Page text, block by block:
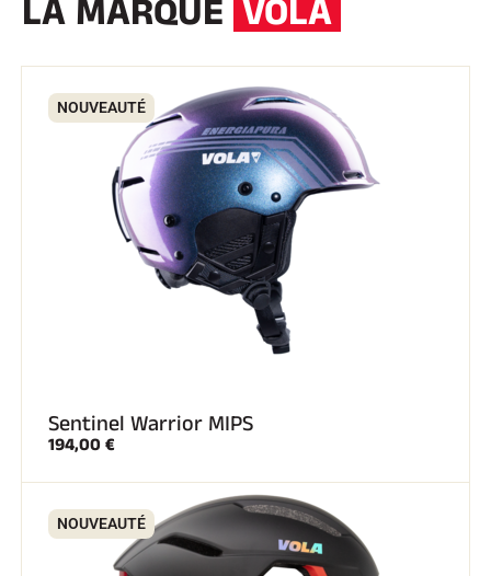
LA MARQUE VOLA
NOUVEAUTÉ
Sentinel Warrior MIPS
194,00 €
NOUVEAUTÉ